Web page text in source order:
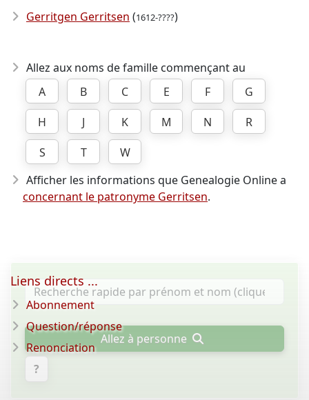
Gerritgen Gerritsen (1612-????)
Allez aux noms de famille commençant au
A
B C E F
G
H
J K M N
R
S
T
W
Afficher les informations que Genealogie Online a
concernant le patronyme Gerritsen.
Allez à personne
?
Liens directs ...
Abonnement
Question/réponse
Renonciation